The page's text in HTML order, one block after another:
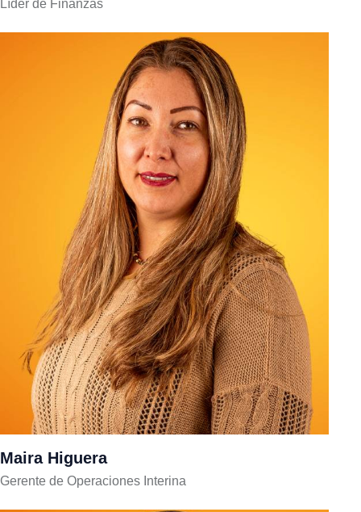
Líder de Finanzas
Maira Higuera
Gerente de Operaciones Interina